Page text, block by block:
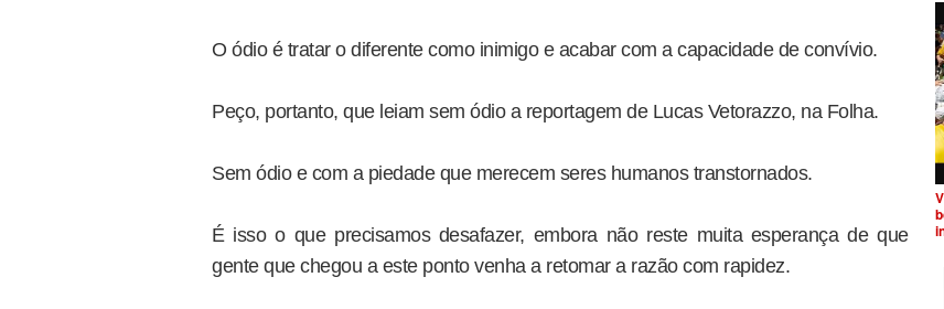
O ódio é tratar o diferente como inimigo e acabar com a capacidade de convívio.
Peço, portanto, que leiam sem ódio a reportagem de Lucas Vetorazzo, na Folha.
Sem ódio e com a piedade que merecem seres humanos transtornados.
É isso o que precisamos desafazer, embora não reste muita esperança de que
gente que chegou a este ponto venha a retomar a razão com rapidez.